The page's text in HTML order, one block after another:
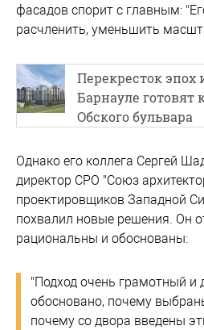
фасадов спорит с главным:
расчленить, уменьшить
Перекресток эпох
Барнауле готовят
Обского бульвара
Однако его коллега Сергей
директор СРО "Союз
проектировщиков Западной
похвалил новые решения. Он
рациональны и обоснованы:
"Подход очень грамотный
обосновано, почему
почему со двора введены